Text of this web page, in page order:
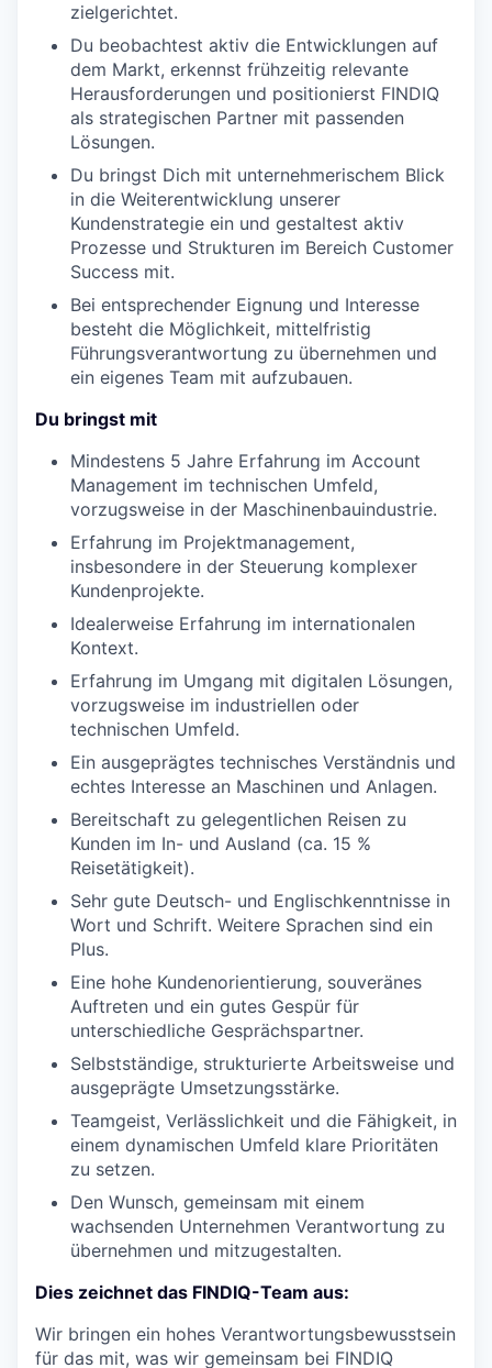
zielgerichtet.
Du beobachtest aktiv die Entwicklungen auf
dem Markt, erkennst frühzeitig relevante
Herausforderungen und positionierst FINDIQ
als strategischen Partner mit passenden
Lösungen.
Du bringst Dich mit unternehmerischem Blick
in die Weiterentwicklung unserer
Kundenstrategie ein und gestaltest aktiv
Prozesse und Strukturen im Bereich Customer
Success mit.
Bei entsprechender Eignung und Interesse
besteht die Möglichkeit, mittelfristig
Führungsverantwortung zu übernehmen und
ein eigenes Team mit aufzubauen.
Du bringst mit
Mindestens 5 Jahre Erfahrung im Account
Management im technischen Umfeld,
vorzugsweise in der Maschinenbauindustrie.
Erfahrung im Projektmanagement,
insbesondere in der Steuerung komplexer
Kundenprojekte.
Idealerweise Erfahrung im internationalen
Kontext.
Erfahrung im Umgang mit digitalen Lösungen,
vorzugsweise im industriellen oder
technischen Umfeld.
Ein ausgeprägtes technisches Verständnis und
echtes Interesse an Maschinen und Anlagen.
Bereitschaft zu gelegentlichen Reisen zu
Kunden im In- und Ausland (ca. 15 %
Reisetätigkeit).
Sehr gute Deutsch- und Englischkenntnisse in
Wort und Schrift. Weitere Sprachen sind ein
Plus.
Eine hohe Kundenorientierung, souveränes
Auftreten und ein gutes Gespür für
unterschiedliche Gesprächspartner.
Selbstständige, strukturierte Arbeitsweise und
ausgeprägte Umsetzungsstärke.
Teamgeist, Verlässlichkeit und die Fähigkeit, in
einem dynamischen Umfeld klare Prioritäten
zu setzen.
Den Wunsch, gemeinsam mit einem
wachsenden Unternehmen Verantwortung zu
übernehmen und mitzugestalten.
Dies zeichnet das FINDIQ-Team aus:
Wir bringen ein hohes Verantwortungsbewusstsein
für das mit, was wir gemeinsam bei FINDIQ